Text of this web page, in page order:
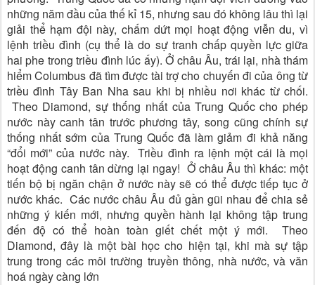
những năm đầu của thế kỉ 15, nhưng sau đó không lâu thì lại
giải thể hạm đội này, chấm dứt mọi hoạt động viễn du, vì
lệnh triều đình (cụ thể là do sự tranh chấp quyền lực giữa
hai phe trong triều đình lúc ấy). Ở châu Âu, trái lại, nhà thám
hiểm Columbus đã tìm được tài trợ cho chuyến đi của ông từ
triều đình Tây Ban Nha sau khi bị nhiều nơi khác từ chối.
Theo Diamond, sự thống nhất của Trung Quốc cho phép
nước này canh tân trước phương tây, song cũng chính sự
thống nhất sớm của Trung Quốc đã làm giảm đi khả năng
“đổi mới” của nước này. Triều đình ra lệnh một cái là mọi
hoạt động canh tân dừng lại ngay! Ở châu Âu thì khác: một
tiến bộ bị ngăn chận ở nước này sẽ có thể được tiếp tục ở
nước khác. Các nước châu Âu đủ gần gũi nhau để chia sẻ
những ý kiến mới, nhưng quyền hành lại không tập trung
đến độ có thể hoàn toàn giết chết một ý mới. Theo
Diamond, đây là một bài học cho hiện tại, khi mà sự tập
trung trong các môi trường truyền thông, nhà nước, và văn
hoá ngày càng lớn